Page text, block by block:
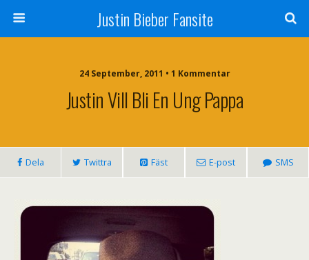
Justin Bieber Fansite
24 September, 2011 • 1 Kommentar
Justin Vill Bli En Ung Pappa
Dela Twittra Fäst E-post SMS